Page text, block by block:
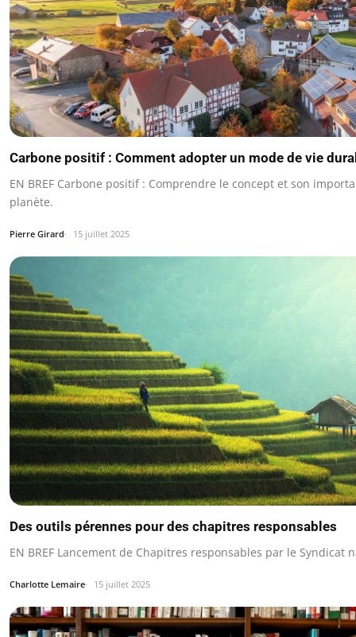
Carbone positif : Comment adopter un mode de vie
EN BREF Carbone positif : Comprendre le concept et son
planète.
Pierre Girard 15 juillet 2025
Des outils pérennes pour des chapitres responsables
EN BREF Lancement de Chapitres responsables par le Syndicat
Charlotte Lemaire 15 juillet 2025